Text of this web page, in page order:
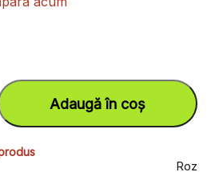
Roz
Adaugă în coș